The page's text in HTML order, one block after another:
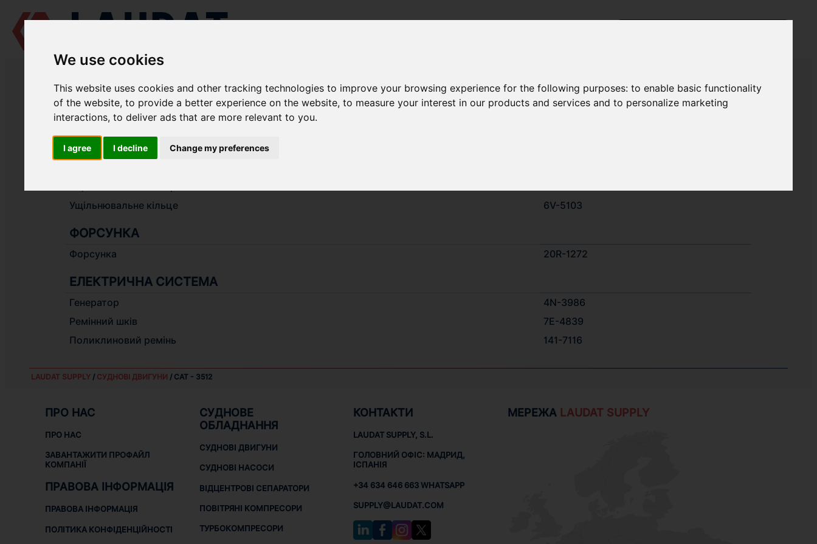
We use cookies
This website uses cookies and other tracking technologies to improve your browsing experience for the following purposes:to enable basic functionality
of the website,to provide a better experience on the website,to measure your interest in our products and services and to personalize marketing
interactions,to deliver ads that are more relevant to you.
I agree I decline Change my preferences
LAUDAT SUPPLY - ЗАПЧАСТИНИ ДЛЯ CAT 3512
СИСТЕМА ВПУСКУ ТА ВИПУСКУ ПОВІТРЯ
Ущільнювальне кільце
6V-5103
ФОРСУНКА
Форсунка 20R-1272
ЕЛЕКТРИЧНА СИСТЕМА
Генератор
4N-3986
Ремінний шків
7E-4839
Поликлиновий ремінь
141-7116
LAUDAT SUPPLY/ СУДНОВІ ДВИГУНИ / CAT - 3512
ПРО НАС
ПРО НАС
ЗАВАНТАЖИТИ ПРОФАЙЛ
КОМПАНІЇ
ПРАВОВА ІНФОРМАЦІЯ
ПРАВОВА ІНФОРМАЦІЯ
ПОЛІТИКА КОНФІДЕНЦІЙНОСТІ
СУДНОВЕ
ОБЛАДНАННЯ
СУДНОВІ ДВИГУНИ
СУДНОВІ НАСОСИ
ВІДЦЕНТРОВІ СЕПАРАТОРИ
ПОВІТРЯНІ КОМПРЕСОРИ
ТУРБОКОМПРЕСОРИ
КОНТАКТИ
LAUDAT SUPPLY, S.L.
ГОЛОВНИЙ ОФІС: МАДРИД,
ІСПАНІЯ
+34 634 646 663 WHATSAPP
SUPPLY@LAUDAT.COM
МЕРЕЖА LAUDAT SUPPLY